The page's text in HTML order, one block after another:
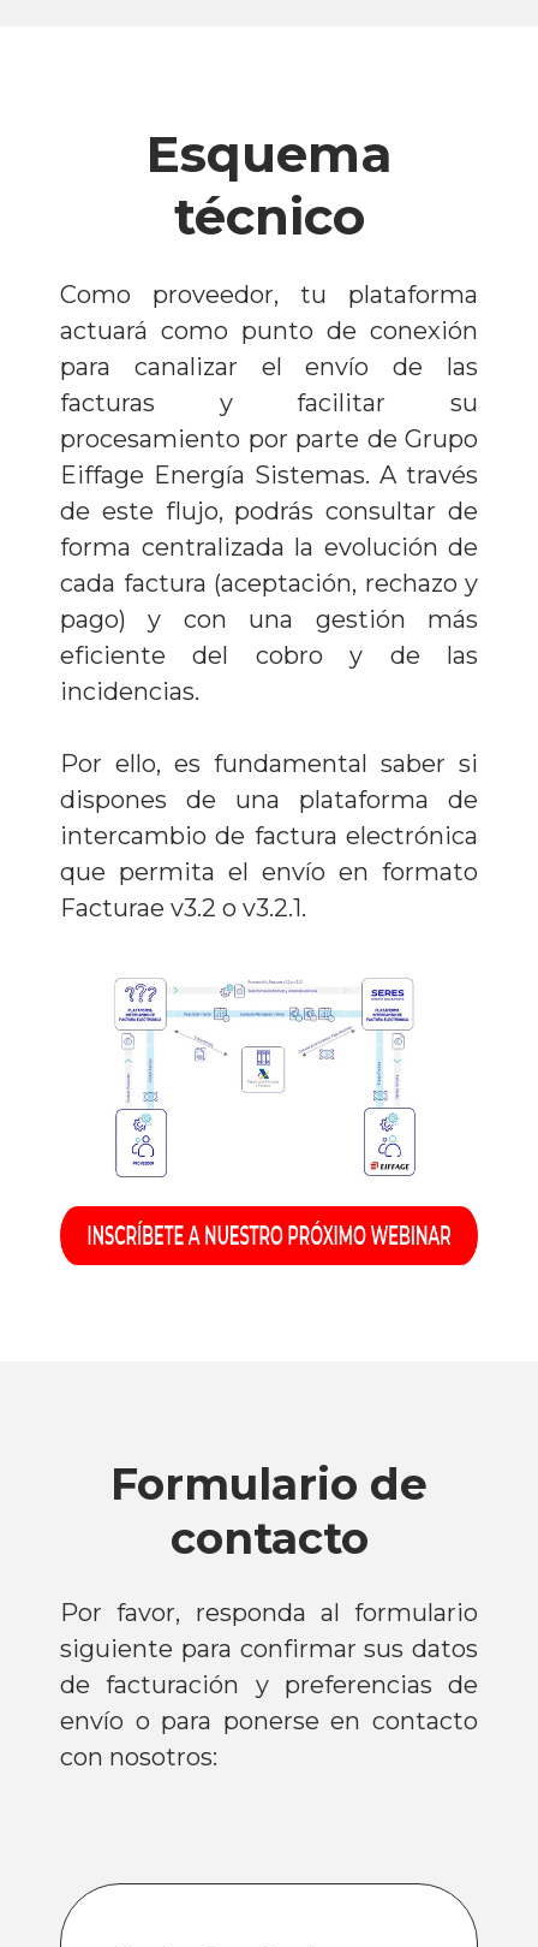
Esquema
técnico
Como proveedor, tu plataforma
actuará como punto de conexión
para canalizar el envío de las
facturas y facilitar su
procesamiento por parte de Grupo
Eiffage Energía Sistemas. A través
de este flujo, podrás consultar de
forma centralizada la evolución de
cada factura (aceptación, rechazo y
pago) y con una gestión más
eficiente del cobro y de las
incidencias.
Por ello, es fundamental saber si
dispones de una plataforma de
intercambio de factura electrónica
que permita el envío en formato
Facturae v3.2 o v3.2.1.
Formulario de
contacto
Por favor, responda al formulario
siguiente para confirmar sus datos
de facturación y preferencias de
envío o para ponerse en contacto
con nosotros: